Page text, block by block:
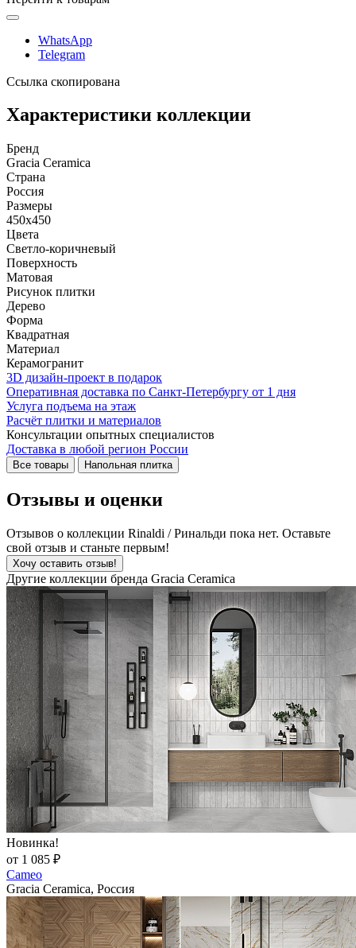
WhatsApp
Telegram
Ссылка скопирована
Характеристики коллекции
Бренд
Gracia Ceramica
Страна
Россия
Размеры
450x450
Цвета
Светло-коричневый
Поверхность
Матовая
Рисунок плитки
Дерево
Форма
Квадратная
Материал
Керамогранит
3D дизайн-проект в подарок
Оперативная доставка по Санкт-Петербургу от 1 дня
Услуга подъема на этаж
Расчёт плитки и материалов
Консультации опытных специалистов
Доставка в любой регион России
Все товары Напольная плитка
Отзывы и оценки
Отзывов о коллекции Rinaldi / Ринальди пока нет. Оставьте
свой отзыв и станьте первым!
Хочу оставить отзыв!
Другие коллекции бренда Gracia Ceramica
Новинка!
от 1 085 ₽
Cameo
Gracia Ceramica, Россия